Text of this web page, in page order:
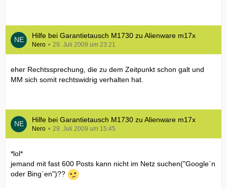
Hilfe bei Garantietausch M1730 zu Alienware m17x
Nero 29. Juli 2009 um 23:21
eher Rechtssprechung, die zu dem Zeitpunkt schon galt und
MM sich somit rechtswidrig verhalten hat.
Hilfe bei Garantietausch M1730 zu Alienware m17x
Nero 29. Juli 2009 um 15:45
*lol*
jemand mit fast 600 Posts kann nicht im Netz suchen("Google`n
oder Bing`en")??